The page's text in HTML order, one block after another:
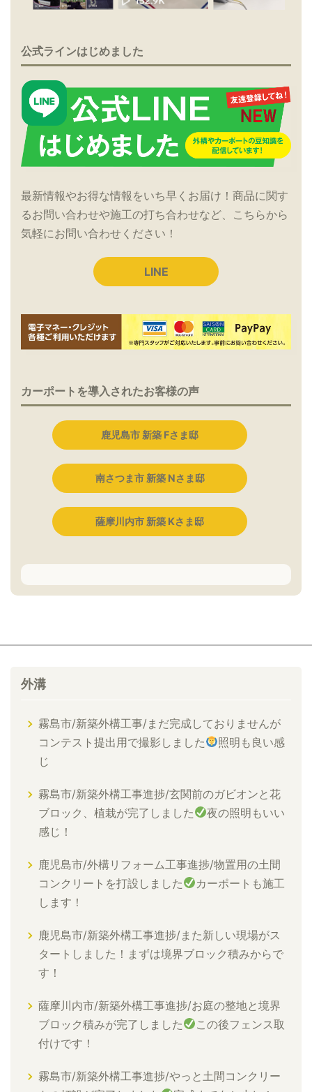
公式ラインはじめました
最新情報やお得な情報をいち早くお届け！商品に関す
るお問い合わせや施工の打ち合わせなど、こちらから
気軽にお問い合わせください！
LINE
カーポートを導入されたお客様の声
鹿児島市 新築 Fさま邸
南さつま市 新築 Nさま邸
薩摩川内市 新築 Kさま邸
外溝
霧島市/新築外構工事/まだ完成しておりませんが
コンテスト提出用で撮影しました
照明も良い感
じ
霧島市/新築外構工事進捗/玄関前のガビオンと花
ブロック、植栽が完了しました
夜の照明もいい
感じ！
鹿児島市/外構リフォーム工事進捗/物置用の土間
コンクリートを打設しました
カーポートも施工
します！
鹿児島市/新築外構工事進捗/また新しい現場がス
タートしました！まずは境界ブロック積みからで
す！
薩摩川内市/新築外構工事進捗/お庭の整地と境界
ブロック積みが完了しました
この後フェンス取
付けです！
霧島市/新築外構工事進捗/やっと土間コンクリー